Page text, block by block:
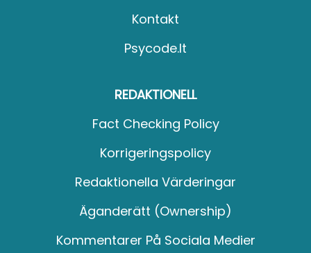
Kontakt
Psycode.it
REDAKTIONELL
Fact Checking Policy
Korrigeringspolicy
Redaktionella Värderingar
Äganderätt (Ownership)
Kommentarer På Sociala Medier